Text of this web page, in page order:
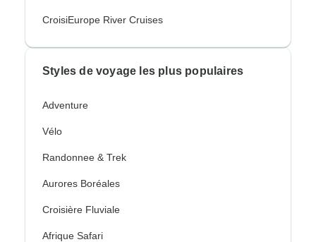
CroisiEurope River Cruises
Styles de voyage les plus populaires
Adventure
Vélo
Randonnee & Trek
Aurores Boréales
Croisière Fluviale
Afrique Safari